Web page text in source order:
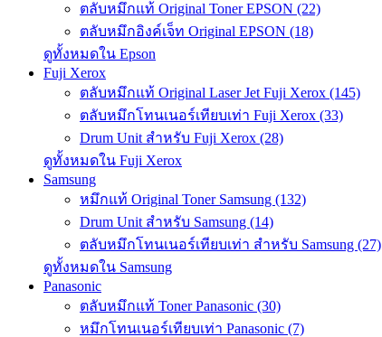
ตลับหมึกแท้ Original Toner EPSON (22)
ตลับหมึกอิงค์เจ็ท Original EPSON (18)
ดูทั้งหมดใน Epson
Fuji Xerox
ตลับหมึกแท้ Original Laser Jet Fuji Xerox (145)
ตลับหมึกโทนเนอร์เทียบเท่า Fuji Xerox (33)
Drum Unit สำหรับ Fuji Xerox (28)
ดูทั้งหมดใน Fuji Xerox
Samsung
หมึกแท้ Original Toner Samsung (132)
Drum Unit สำหรับ Samsung (14)
ตลับหมึกโทนเนอร์เทียบเท่า สำหรับ Samsung (27)
ดูทั้งหมดใน Samsung
Panasonic
ตลับหมึกแท้ Toner Panasonic (30)
หมึกโทนเนอร์เทียบเท่า Panasonic (7)